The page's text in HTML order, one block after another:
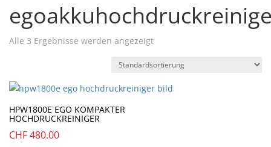
Alle 3 Ergebnisse werden angezeigt
HPW1800E EGO KOMPAKTER
HOCHDRUCKREINIGER
CHF480.00